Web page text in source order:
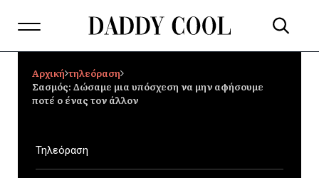
Αρχική τηλεόραση
Σασμός: Δώσαμε μια υπόσχεση να μην αφήσουμε
ποτέ ο ένας τον άλλον
Τηλεόραση